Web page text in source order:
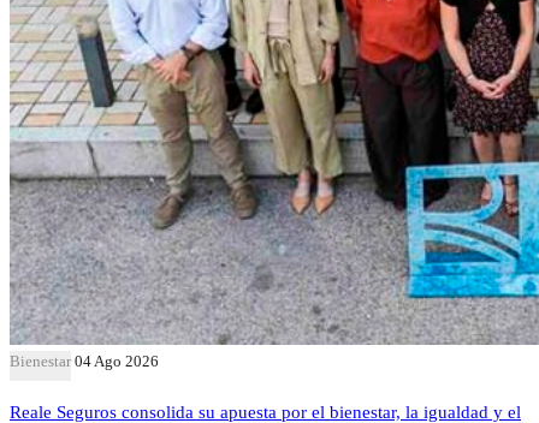
Bienestar 04 Ago 2026
Reale Seguros consolida su apuesta por el bienestar, la igualdad y el